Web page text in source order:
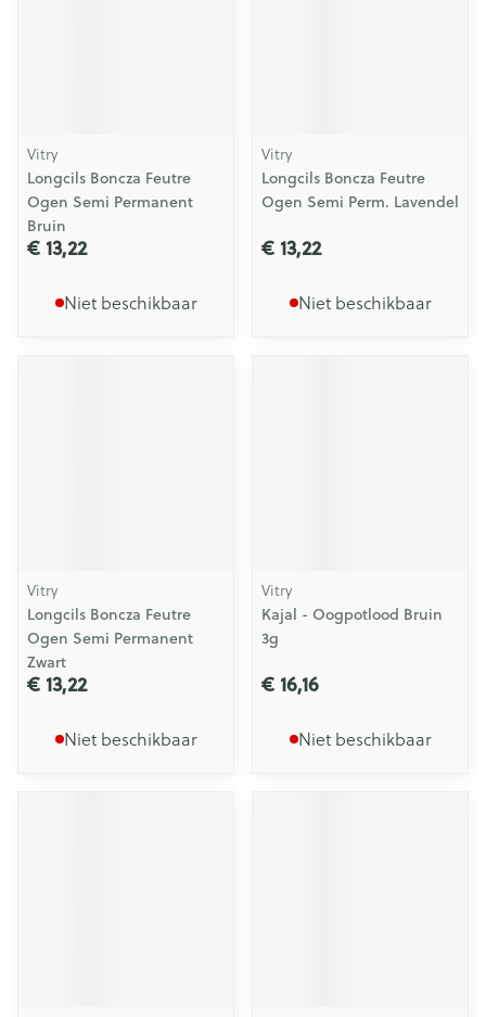
Vitry
Longcils Boncza Feutre
Ogen Semi Permanent
Bruin
€ 13,22
Niet beschikbaar
Vitry
Longcils Boncza Feutre
Ogen Semi Perm. Lavendel
€ 13,22
Niet beschikbaar
Vitry
Longcils Boncza Feutre
Ogen Semi Permanent
Zwart
€ 13,22
Niet beschikbaar
Vitry
Kajal - Oogpotlood Bruin
3g
€ 16,16
Niet beschikbaar